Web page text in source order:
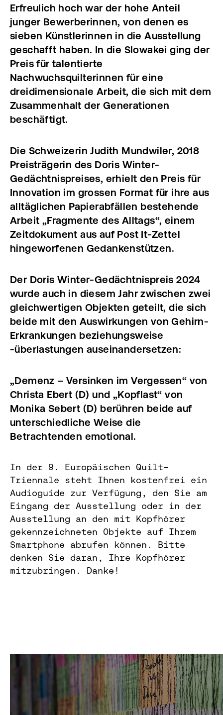
Erfreulich hoch war der hohe Anteil
junger Bewerberinnen, von denen es
sieben Künstlerinnen in die Ausstellung
geschafft haben. In die Slowakei ging der
Preis für talentierte
Nachwuchsquilterinnen für eine
dreidimensionale Arbeit, die sich mit dem
Zusammenhalt der Generationen
beschäftigt.
Die Schweizerin Judith Mundwiler, 2018
Preisträgerin des Doris Winter-
Gedächtnispreises, erhielt den Preis für
Innovation im grossen Format für ihre aus
alltäglichen Papierabfällen bestehende
Arbeit „Fragmente des Alltags“, einem
Zeitdokument aus auf Post It-Zettel
hingeworfenen Gedankenstützen.
Der Doris Winter-Gedächtnispreis 2024
wurde auch in diesem Jahr zwischen zwei
gleichwertigen Objekten geteilt, die sich
beide mit den Auswirkungen von Gehirn-
Erkrankungen beziehungsweise
-überlastungen auseinandersetzen:
„Demenz – Versinken im Vergessen“ von
Christa Ebert (D) und „Kopflast“ von
Monika Sebert (D) berühren beide auf
unterschiedliche Weise die
Betrachtenden emotional.
In der 9. Europäischen Quilt-
Triennale steht Ihnen kostenfrei ein
Audioguide zur Verfügung, den Sie am
Eingang der Ausstellung oder in der
Ausstellung an den mit Kopfhörer
gekennzeichneten Objekte auf Ihrem
Smartphone abrufen können. Bitte
denken Sie daran, Ihre Kopfhörer
mitzubringen. Danke!